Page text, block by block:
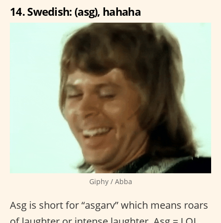
14. Swedish: (asg), hahaha
Giphy / Abba
Asg is short for “asgarv” which means roars